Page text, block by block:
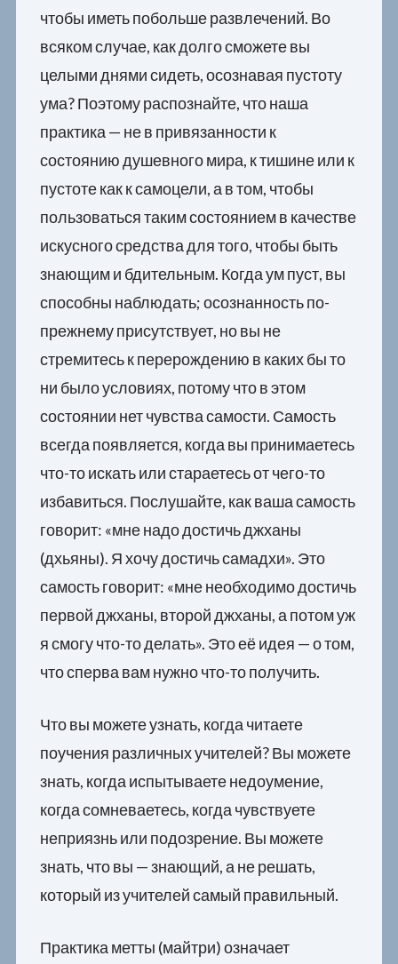
чтобы иметь побольше развлечений. Во
всяком случае, как долго сможете вы
целыми днями сидеть, осознавая пустоту
ума? Поэтому распознайте, что наша
практика — не в привязанности к
состоянию душевного мира, к тишине или к
пустоте как к самоцели, а в том, чтобы
пользоваться таким состоянием в качестве
искусного средства для того, чтобы быть
знающим и бдительным. Когда ум пуст, вы
способны наблюдать; осознанность по-
прежнему присутствует, но вы не
стремитесь к перерождению в каких бы то
ни было условиях, потому что в этом
состоянии нет чувства самости. Самость
всегда появляется, когда вы принимаетесь
что-то искать или стараетесь от чего-то
избавиться. Послушайте, как ваша самость
говорит: «мне надо достичь джханы
(дхьяны). Я хочу достичь самадхи». Это
самость говорит: «мне необходимо достичь
первой джханы, второй джханы, а потом уж
я смогу что-то делать». Это её идея — о том,
что сперва вам нужно что-то получить.
Что вы можете узнать, когда читаете
поучения различных учителей? Вы можете
знать, когда испытываете недоумение,
когда сомневаетесь, когда чувствуете
неприязнь или подозрение. Вы можете
знать, что вы — знающий, а не решать,
который из учителей самый правильный.
Практика метты (майтри) означает